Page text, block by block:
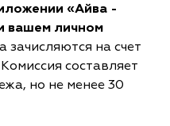
«Айва -
вашем личном
зачисляются на счет
составляет
но не менее 30